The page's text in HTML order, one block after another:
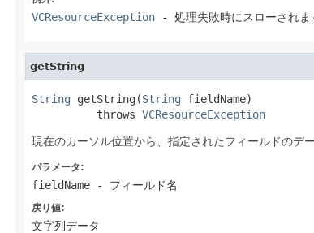
VCResourceException - 処理失敗時にスローされま
getString
String getString(String fieldName)
          throws
VCResourceException
現在のカーソル位置から、指定されたフィールドのデ
パラメータ:
fieldName - フィールド名
戻り値:
文字列データ